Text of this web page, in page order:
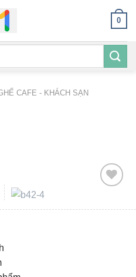
0
CAFE - KHÁCH SẠN